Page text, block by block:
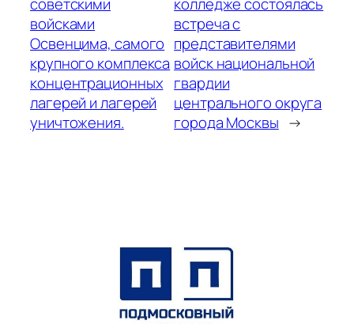
войсками
Освенцима, самого
крупного комплекса
концентрационных
лагерей и лагерей
уничтожения.
встреча с
представителями
войск национальной
гвардии
центрального округа
города Москвы →